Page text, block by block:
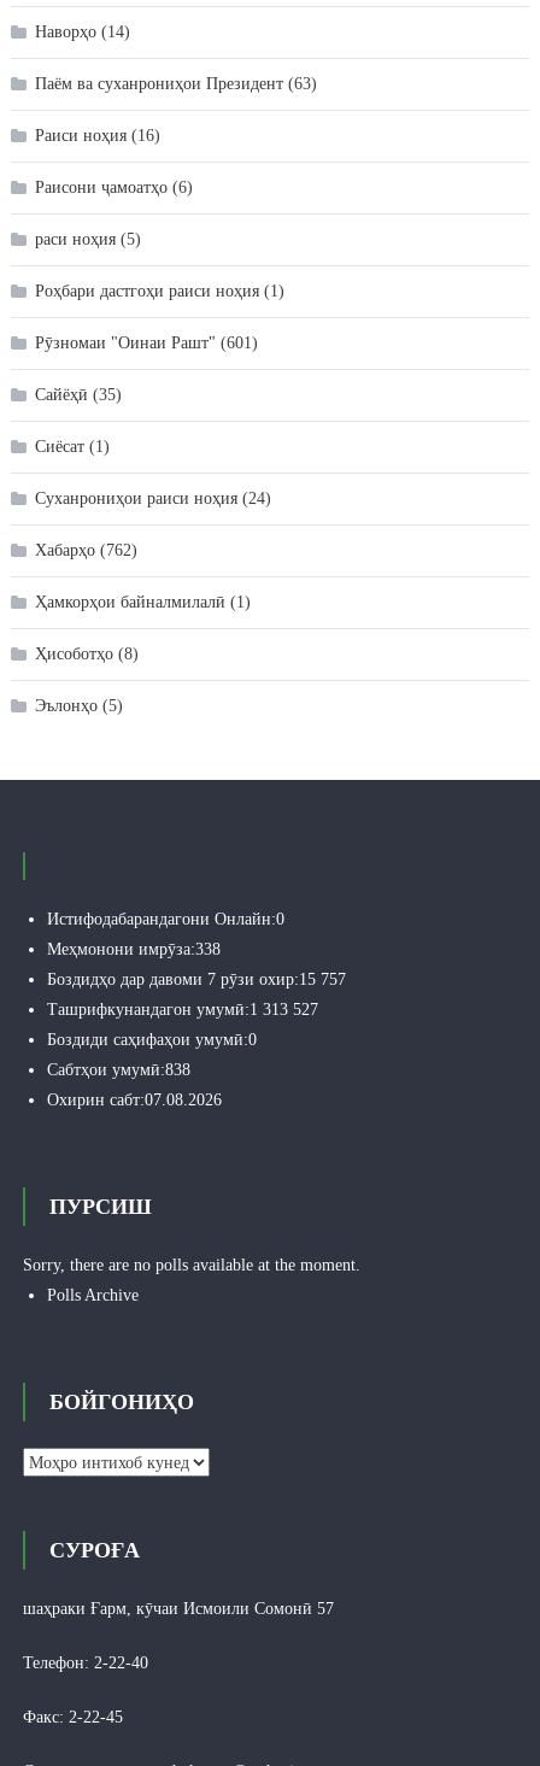
Наворҳо(14)
Паём ва суханрониҳои Президент(63)
Раиси ноҳия(16)
Раисони ҷамоатҳо(6)
раси ноҳия(5)
Роҳбари дастгоҳи раиси ноҳия(1)
Рӯзномаи "Оинаи Рашт" (601)
Сайёҳӣ (35)
Сиёсат(1)
Суханрониҳои раиси ноҳия(24)
Хабарҳо(762)
Ҳамкорҳои байналмилалӣ (1)
Ҳисоботҳо(8)
Эълонҳо(5)
Истифодабарандагони Онлайн:0
Меҳмонони имрӯза:338
Боздидҳо дар давоми 7 рӯзи охир:15 757
Ташрифкунандагон умумӣ:1 313 527
Боздиди саҳифаҳои умумӣ:0
Сабтҳои умумӣ:838
Охирин сабт:07.08.2026
ПУРСИШ
Sorry, there are no polls available at the moment.
Polls Archive
БОЙГОНИҲО
Бойгониҳо
СУРОҒА
шаҳраки Ғарм, кӯчаи Исмоили Сомонӣ 57
Телефон: 2-22-40
Факс: 2-22-45